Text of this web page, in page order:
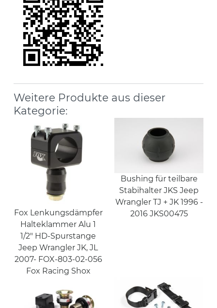
Weitere Produkte aus dieser
Kategorie:
Fox Lenkungsdämpfer
Halteklammer Alu 1
1/2" HD-Spurstange
Jeep Wrangler JK, JL
2007- FOX-803-02-056
Fox Racing Shox
Bushing für teilbare
Stabihalter JKS Jeep
Wrangler TJ + JK 1996 -
2016 JKS00475